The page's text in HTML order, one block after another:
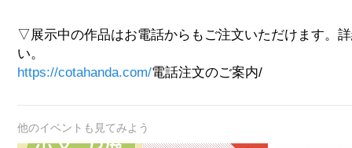
▽展示中の作品はお電話からもご注文いただけます。
い。
https://cotahanda.com/電話注文のご案内/
他のイベントも見てみよう